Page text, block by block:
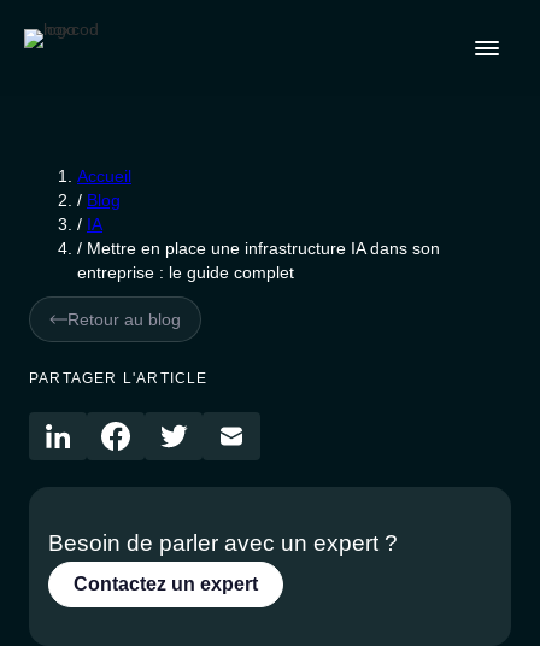
Accueil
/ Blog
/ IA
/ Mettre en place une infrastructure IA dans son
entreprise : le guide complet
Retour au blog
PARTAGER L'ARTICLE
Besoin de parler avec un expert ?
Contactez un expert